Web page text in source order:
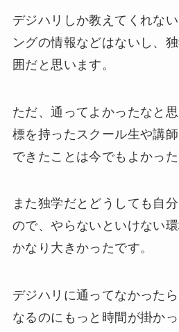
デジハリしか教えてくれな
ングの情報などはないし、
囲だと思います。
ただ、通ってよかったなと
標を持ったスクール生や講
できたことは今でもよかった
また独学だとどうしても自
ので、やらないといけない
かなり大きかったです。
デジハリに通ってなかった
なるのにもっと時間が掛か